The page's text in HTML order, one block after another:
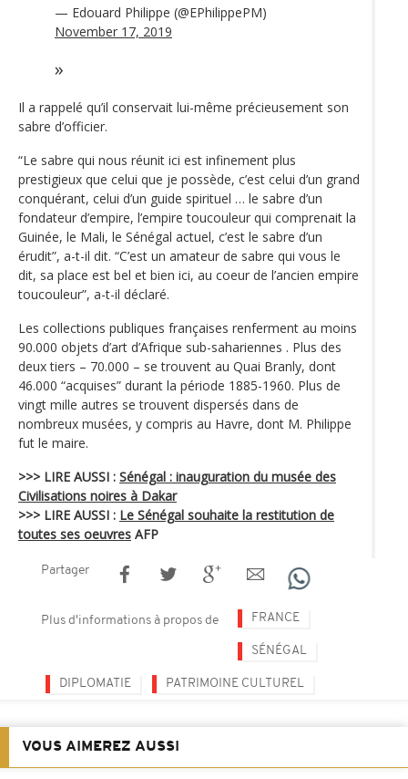
— Edouard Philippe (@EPhilippePM)
November 17, 2019
Il a rappelé qu’il conservait lui-même précieusement son
sabre d’officier.
“Le sabre qui nous réunit ici est infinement plus
prestigieux que celui que je possède, c’est celui d’un grand
conquérant, celui d’un guide spirituel … le sabre d’un
fondateur d’empire, l’empire toucouleur qui comprenait la
Guinée, le Mali, le Sénégal actuel, c’est le sabre d’un
érudit”, a-t-il dit. “C’est un amateur de sabre qui vous le
dit, sa place est bel et bien ici, au coeur de l’ancien empire
toucouleur”, a-t-il déclaré.
Les collections publiques françaises renferment au moins
90.000 objets d’art d’Afrique sub-sahariennes . Plus des
deux tiers – 70.000 – se trouvent au Quai Branly, dont
46.000 “acquises” durant la période 1885-1960. Plus de
vingt mille autres se trouvent dispersés dans de
nombreux musées, y compris au Havre, dont M. Philippe
fut le maire.
>>> LIRE AUSSI : Sénégal : inauguration du musée des
Civilisations noires à Dakar
>>> LIRE AUSSI : Le Sénégal souhaite la restitution de
toutes ses oeuvres AFP
Partager
Plus d'informations à propos de FRANCE
SÉNÉGAL
DIPLOMATIE PATRIMOINE CULTUREL
VOUS AIMEREZ AUSSI